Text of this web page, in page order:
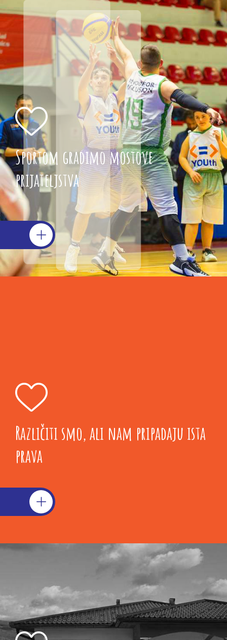
Sportom gradimo mostove
prijateljstva
Različiti smo, ali nam pripadaju ista
prava